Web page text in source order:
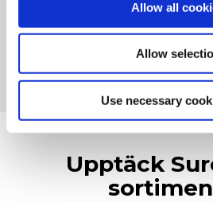
Allow all
Allow
Use necessary
Tillagningstid SureCrisp Max 7/7:
sek
Upptäck